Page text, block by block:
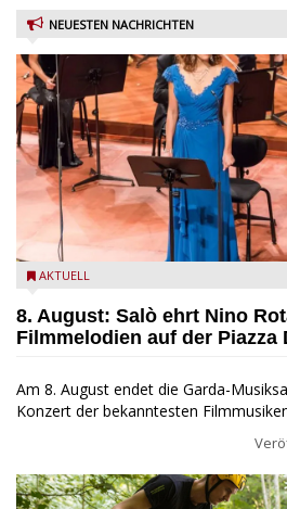
NEUESTEN NACHRICHTEN
Estate Musicale del Garda: Salò ehrt
AKTUELL
8. August: Salò ehrt Nino
Filmmelodien auf der Piazza
Am 8. August endet die Garda-
Konzert der bekanntesten